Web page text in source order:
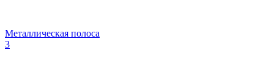
Металлическая полоса
3